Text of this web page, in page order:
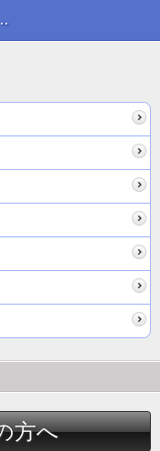
事者の方へ
方へ